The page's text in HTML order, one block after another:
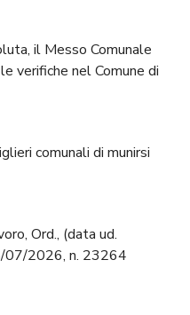
il Messo Comunale
verifiche nel Comune di
comunali di munirsi
Ord., (data ud.
2026, n. 23264